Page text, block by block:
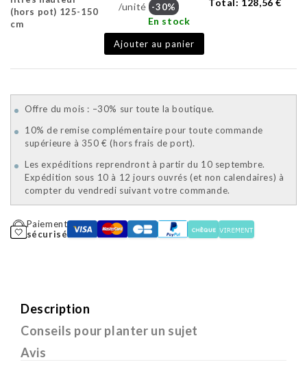
(hors pot) 125-150
cm
/unité -30%
En stock
Ajouter au panier
Offre du mois : –30% sur toute la boutique.
10% de remise complémentaire pour toute commande
supérieure à 350 € (hors frais de port).
Les expéditions reprendront à partir du 10 septembre.
Expédition sous 10 à 12 jours ouvrés (et non calendaires) à
compter du vendredi suivant votre commande.
Paiement
sécurisé
Description
Conseils pour planter un sujet
Avis